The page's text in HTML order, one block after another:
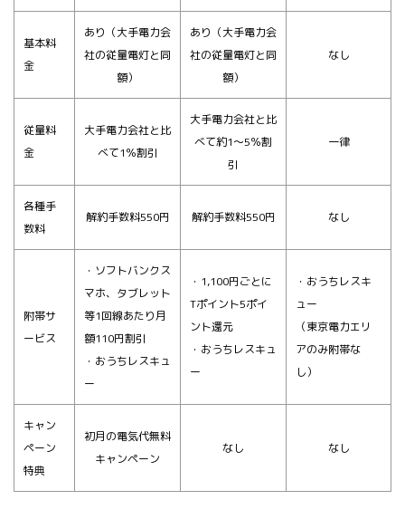
基本料
金
あり （大手電力会
社の従量電灯と同
額）
あり （大手電力会
社の従量電灯と同
額）
なし
従量料
金
大手電力会社と比
べて1％割引
大手電力会社と比
べて約1～5％割
引
一律
各種手
数料
解約手数料550円 解約手数料550円 なし
附帯サ
ービス
・ソフトバンクス
マホ、タブレット
等1回線あたり月
額110円割引
・おうちレスキュ
ー
・1,100円ごとに
Tポイント5ポイ
ント還元
・おうちレスキュ
ー
・おうちレスキ
ュー
（東京電力エリ
アのみ附帯な
し）
キャン
ペーン
特典
初月の電気代無料
キャンペーン
なし なし